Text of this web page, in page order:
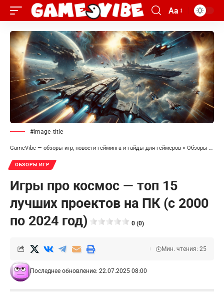
Aa
#image_title
GameVibe — обзоры игр, новости гейминга и гайды для геймеров > Обзоры игр
ОБЗОРЫ ИГР
Игры про космос — топ 15
лучших проектов на ПК (с 2000
по 2024 год)
0 (0)
Последнее обновление: 22.07.2025 08:00
Мин. чтения: 25